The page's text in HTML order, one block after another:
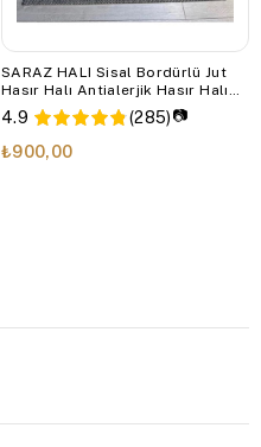
SARAZ HALI Sisal Bordürlü Jut
Hasır Halı Antialerjik Hasır Halı
9213
4.9 (285) 📷
₺900,00